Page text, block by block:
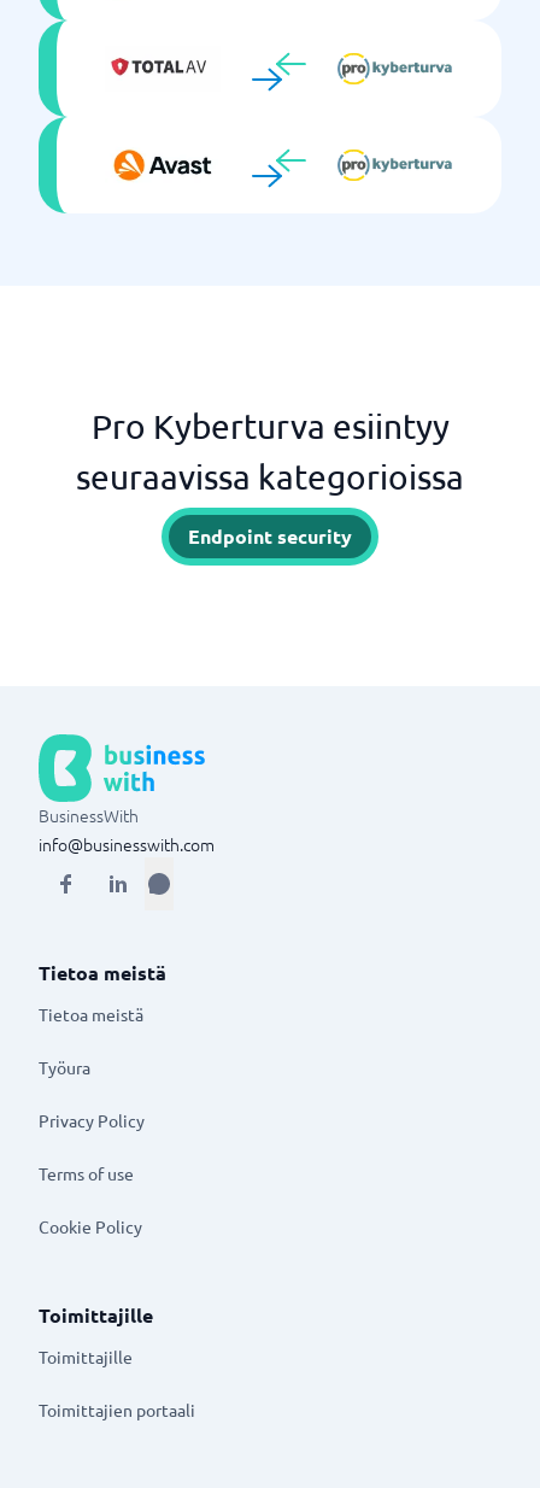
Pro Kyberturva esiintyy
seuraavissa kategorioissa
Endpoint security
BusinessWith
info@businesswith.com
Tietoa meistä
Tietoa meistä
Työura
Privacy Policy
Terms of use
Cookie Policy
Toimittajille
Toimittajille
Toimittajien portaali